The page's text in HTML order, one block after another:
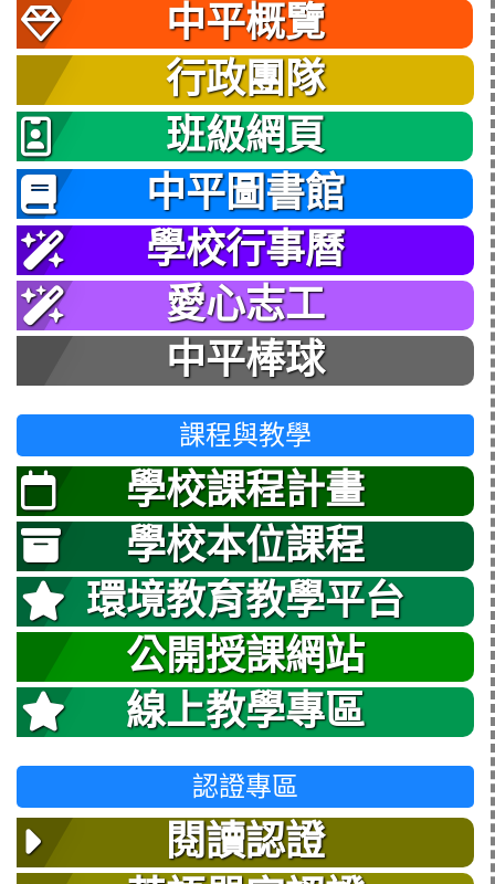
中平概覽
行政團隊
班級網頁
中平圖書館
學校行事曆
愛心志工
中平棒球
課程與教學
學校課程計畫
學校本位課程
環境教育教學平台
公開授課網站
線上教學專區
認證專區
閱讀認證